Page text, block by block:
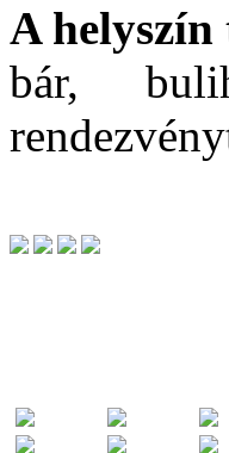
A helyszín
bár,